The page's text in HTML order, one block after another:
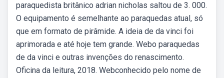
paraquedista britânico adrian nicholas saltou de 3. 000.
O equipamento é semelhante ao paraquedas atual, só
que em formato de pirâmide. A ideia de da vinci foi
aprimorada e até hoje tem grande. Webo paraquedas
de da vinci e outras invenções do renascimento.
Oficina da leitura, 2018. Webconhecido pelo nome de